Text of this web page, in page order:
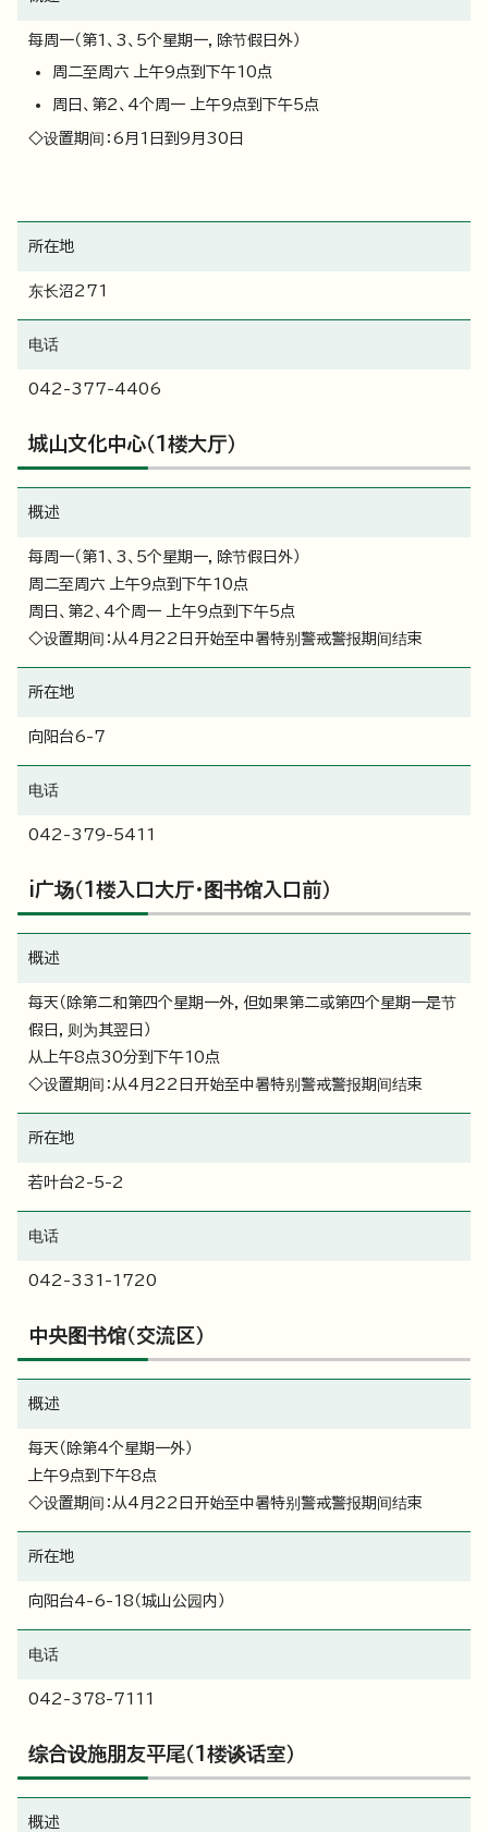
每周一（第1、3、5个星期一，除节假日外）
周二至周六 上午9点到下午10点
周日、第2、4个周一 上午9点到下午5点
◇设置期间：6月1日到9月30日
所在地
东长沼271
电话
042-377-4406
城山文化中心（1楼大厅）
概述
每周一（第1、3、5个星期一，除节假日外）
周二至周六 上午9点到下午10点
周日、第2、4个周一 上午9点到下午5点
◇设置期间：从4月22日开始至中暑特别警戒警报期间结束
所在地
向阳台6-7
电话
042-379-5411
i广场（1楼入口大厅・图书馆入口前）
概述
每天（除第二和第四个星期一外，但如果第二或第四个星期一是节
假日，则为其翌日）
从上午8点30分到下午10点
◇设置期间：从4月22日开始至中暑特别警戒警报期间结束
所在地
若叶台2-5-2
电话
042-331-1720
中央图书馆（交流区）
概述
每天（除第4个星期一外）
上午9点到下午8点
◇设置期间：从4月22日开始至中暑特别警戒警报期间结束
所在地
向阳台4-6-18（城山公园内）
电话
042-378-7111
综合设施朋友平尾（1楼谈话室）
概述